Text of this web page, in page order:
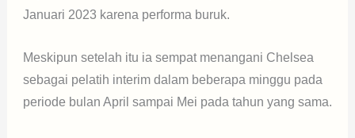
Januari 2023 karena performa buruk.
Meskipun setelah itu ia sempat menangani Chelsea
sebagai pelatih interim dalam beberapa minggu pada
periode bulan April sampai Mei pada tahun yang sama.